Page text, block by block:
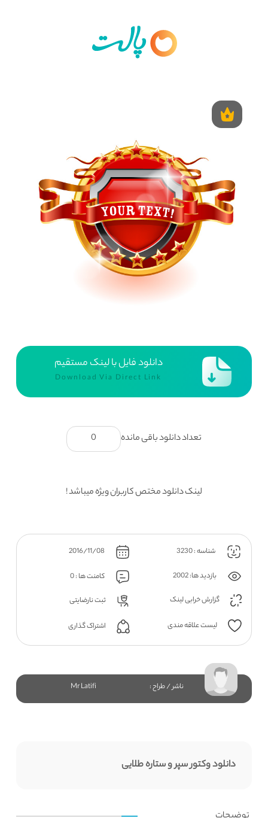
دانلود فایل با لینک مستقیم
Download Via Direct Link
تعداد دانلود باقی مانده 0
لینک دانلود مختص کاربران ویژه میباشد !
شناسه : 3230
بازدید ها: 2002
کامنت ها : 0
گزارش خرابی لینک
ثبت نارضایتی
لیست علاقه مندی اشتراک گذاری
ناشر / طراح : Mr Latifi
دانلود وکتور سپر و ستاره طلایی